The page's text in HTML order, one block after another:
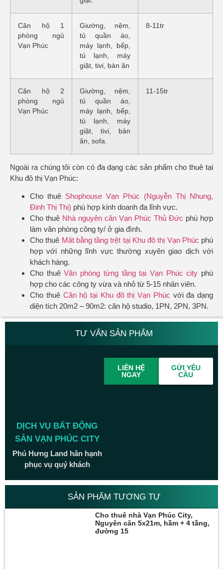
Căn hộ 1
phòng ngủ
Vạn Phúc
Giường, nệm,
tủ quần áo,
máy lạnh, bếp,
tủ lạnh, máy
giặt, tivi, bàn ăn
8-11tr
Căn hộ 2
phòng ngủ
Vạn Phúc
Giường, nệm,
tủ quần áo,
máy lạnh, bếp,
tủ lạnh, máy
giặt, tivi, bàn
ăn, sofa.
11-15tr
Ngoài ra chúng tôi còn có đa dạng các sản phẩm cho thuê tại
Khu đô thị Vạn Phúc:
Cho thuê Shophouse Vạn Phúc (Nguyễn Thị Nhung,
Đinh Thị Thi) phù hợp kinh doanh đa lĩnh vực.
Cho thuê Nhà nguyên căn Vạn Phúc Thủ Đức phù hợp
làm văn phòng công ty/ ở gia đình.
Cho thuê Măt bằng tầng trệt tại Khu đô thị Vạn Phúc phù
hợp với những lĩnh vực thường xuyên giao dịch với
khách hàng.
Cho thuêVăn phòng từng tầng tại Vạn Phúc city phù
hợp cho các công ty vừa và nhỏ từ 5-15 nhân viên.
Cho thuê Căn hộ tại Khu đô thị Vạn Phúc với đa dạng
diện tích 20m2 – 90m2: căn hộ studio, 1PN, 2PN, 3PN.
TƯ VẤN SẢN PHẨM
DỊCH VỤ BẤT ĐỘNG
SẢN VẠN PHÚC CITY
Phú Hưng Land hân hạnh
phục vụ quý khách
LIÊN HỆ
NGAY
GỬI YÊU
CẦU
SẢN PHẨM TƯƠNG TỰ
Cho thuê nhà Vạn Phúc City,
Nguyên căn 5x21m, hầm + 4 tầng,
đường 15